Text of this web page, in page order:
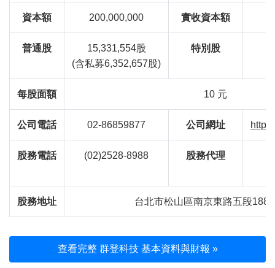
資本額 200,000,000 實收資本額
普通股
15,331,554股
(含私募6,352,657股)
特別股
每股面額 10 元
公司電話 02-86859877 公司網址
股務電話 (02)2528-8988 股務代理
股務地址 台北市松山區南京東路五段188
查看完整 群登科技 基本資料與財報 »